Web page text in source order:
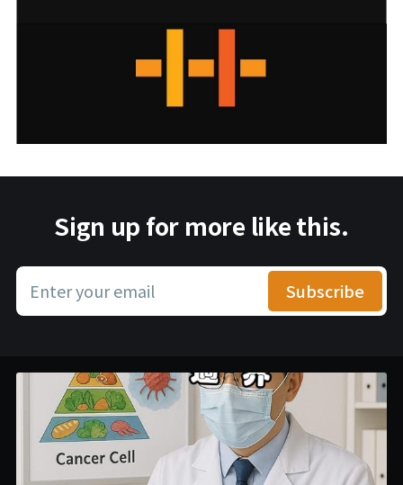
Sign up for more like this.
Enter your email Subscribe